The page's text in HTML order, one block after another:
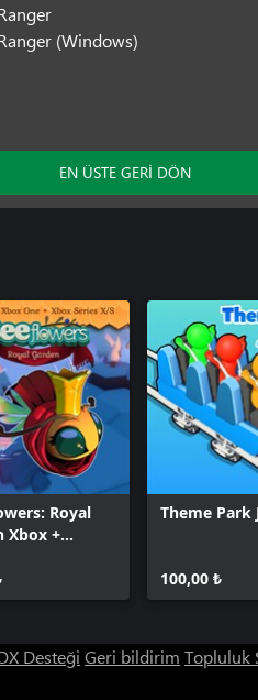
(Windows)
EN ÜSTE GERİ DÖN
Royal
Xbox +
Theme Park
100,00 ₺
Desteği Geri bildirim Topluluk